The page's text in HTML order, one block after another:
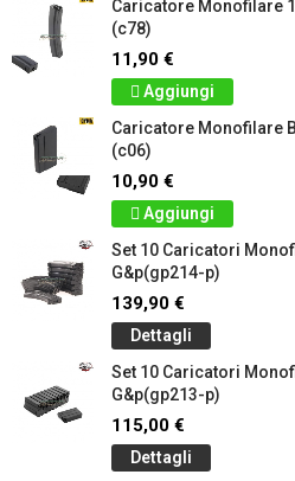
Caricatore Monofilare
(c78)
11,90 €
Aggiungi
Caricatore Monofilare
(c06)
10,90 €
Aggiungi
Set 10 Caricatori
G&p(gp214-p)
139,90 €
Dettagli
Set 10 Caricatori
G&p(gp213-p)
115,00 €
Dettagli